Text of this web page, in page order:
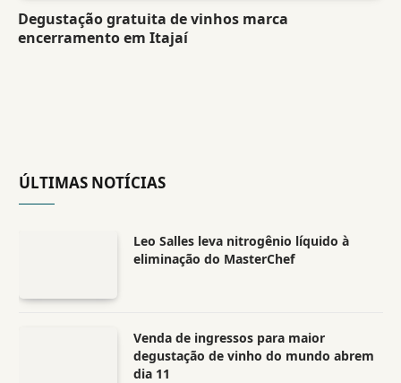
Degustação gratuita de vinhos marca
encerramento em Itajaí
ÚLTIMAS NOTÍCIAS
Leo Salles leva nitrogênio líquido à
eliminação do MasterChef
Venda de ingressos para maior
degustação de vinho do mundo abrem
dia 11